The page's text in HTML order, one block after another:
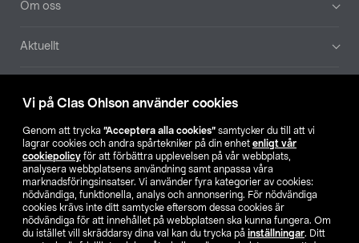
Vi på Clas Ohlson använder cookies
Genom att trycka ”Acceptera alla cookies” samtycker du till att vi
lagrar cookies och andra spårtekniker på din enhet enligt vår
cookiepolicy för att förbättra upplevelsen på vår webbplats,
analysera webbplatsens användning samt anpassa våra
marknadsföringsinsatser. Vi använder fyra kategorier av cookies:
nödvändiga, funktionella, analys och annonsering. För nödvändiga
cookies krävs inte ditt samtycke eftersom dessa cookies är
nödvändiga för att innehållet på webbplatsen ska kunna fungera. Om
du istället vill skräddarsy dina val kan du trycka på inställningar. Ditt
Om oss
Aktuellt
Hitta butik
SE NO FI